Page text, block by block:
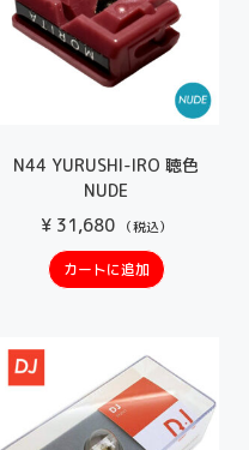
N44 YURUSHI-IRO 聴色
NUDE
¥31,680 （税込）
カートに追加